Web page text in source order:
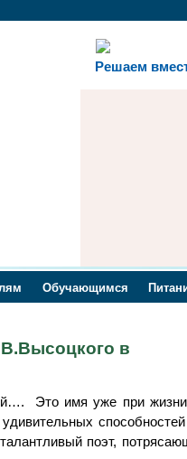
Решаем
Обучающимся
в
Это имя уже при
поэт,